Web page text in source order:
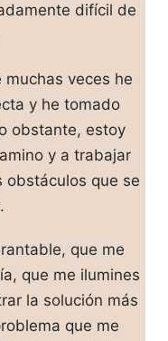
difícil de
muchas veces he
y he tomado
obstante, estoy
y a trabajar
obstáculos que se
que me
que me ilumines
la solución más
que me